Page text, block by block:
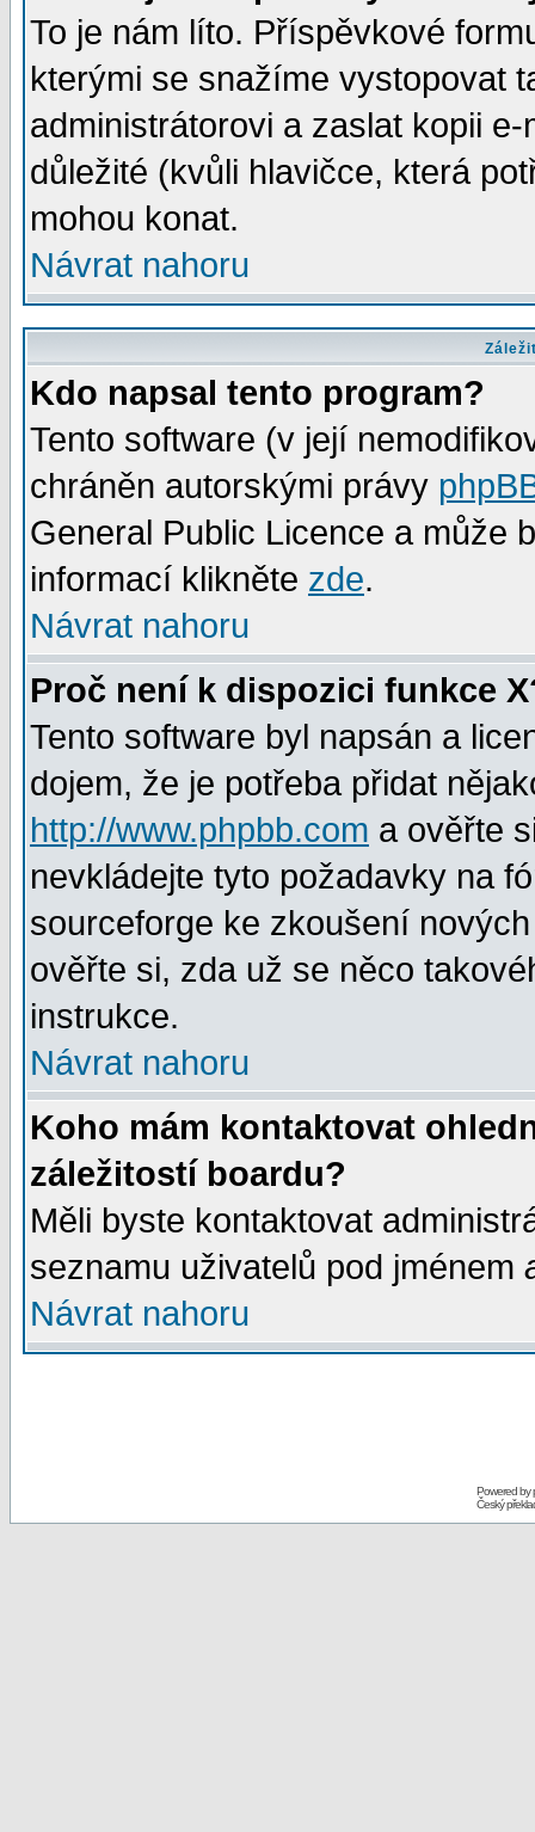
To je nám líto. Příspěvkové
kterými se snažíme vystopovat
administrátorovi a zaslat kopii
důležité (kvůli hlavičce, která
mohou konat.
Návrat nahoru
Kdo napsal tento program?
Tento software (v její
chráněn autorskými právy
General Public Licence a může
informací klikněte zde.
Návrat nahoru
Proč není k dispozici funkce
Tento software byl napsán a
dojem, že je potřeba přidat
http://www.phpbb.com a ověřte
nevkládejte tyto požadavky na
sourceforge ke zkoušení
ověřte si, zda už se něco
instrukce.
Návrat nahoru
Koho mám kontaktovat
záležitostí boardu?
Měli byste kontaktovat
seznamu uživatelů pod jménem
Návrat nahoru
Powered by
Český